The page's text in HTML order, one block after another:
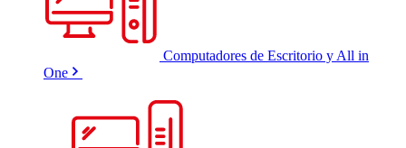
Computadores de Escritorio y All in
One